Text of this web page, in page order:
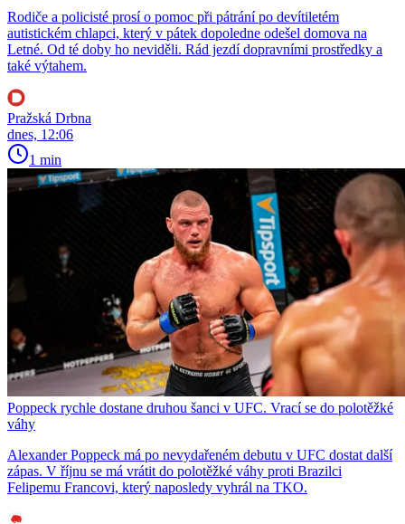
Rodiče a policisté prosí o pomoc při pátrání po devítiletém
autistickém chlapci, který v pátek dopoledne odešel domova na
Letné. Od té doby ho neviděli. Rád jezdí dopravními prostředky a
také výtahem.
Pražská Drbna
dnes, 12:06
1 min
Poppeck rychle dostane druhou šanci v UFC. Vrací se do polotěžké
váhy
Alexander Poppeck má po nevydařeném debutu v UFC dostat další
zápas. V říjnu se má vrátit do polotěžké váhy proti Brazilci
Felipemu Francovi, který naposledy vyhrál na TKO.